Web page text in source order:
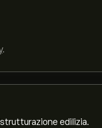
.
edilizia.